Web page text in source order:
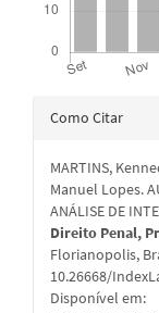
Detalhes
artigo
Como Citar
MARTINS,
Manuel Lopes.
ANÁLISE DE
Direito Penal,
Florianopolis,
10.26668/
Disponível em: